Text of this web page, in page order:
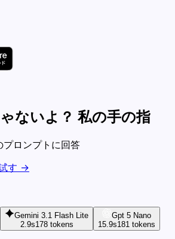
ないよ？ 私の手の指
ロンプトに回答
す →
Gemini 3.1 Flash Lite
2.9s178tokens
Gpt 5 Nano
15.9s181 tokens